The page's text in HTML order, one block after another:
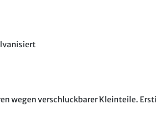
wegen verschluckbarer Kleinteile.